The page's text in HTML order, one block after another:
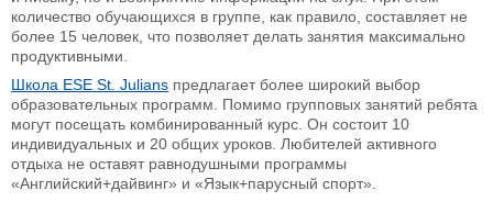
количество обучающихся в группе, как правило, составляет не
более 15 человек, что позволяет делать занятия максимально
продуктивными.
Школа ESE St. Juliаns предлагает более широкий выбор
образовательных программ. Помимо групповых занятий ребята
могут посещать комбинированный курс. Он состоит 10
индивидуальных и 20 общих уроков. Любителей активного
отдыха не оставят равнодушными программы
«Английский+дайвинг» и «Язык+парусный спорт».